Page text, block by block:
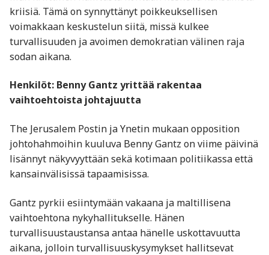
kriisiä. Tämä on synnyttänyt poikkeuksellisen
voimakkaan keskustelun siitä, missä kulkee
turvallisuuden ja avoimen demokratian välinen raja
sodan aikana.
Henkilöt: Benny Gantz yrittää rakentaa
vaihtoehtoista johtajuutta
The Jerusalem Postin ja Ynetin mukaan opposition
johtohahmoihin kuuluva Benny Gantz on viime päivinä
lisännyt näkyvyyttään sekä kotimaan politiikassa että
kansainvälisissä tapaamisissa.
Gantz pyrkii esiintymään vakaana ja maltillisena
vaihtoehtona nykyhallitukselle. Hänen
turvallisuustaustansa antaa hänelle uskottavuutta
aikana, jolloin turvallisuuskysymykset hallitsevat